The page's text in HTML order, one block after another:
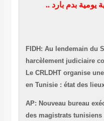
بدم بارد ..
FIDH: Au lendemain du
harcèlement judiciaire
Le CRLDHT organise
en Tunisie : état des
AP: Nouveau bureau
des magistrats tunisiens